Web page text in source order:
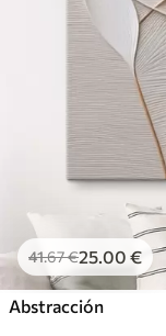
41.67€25.00 €
Abstracción